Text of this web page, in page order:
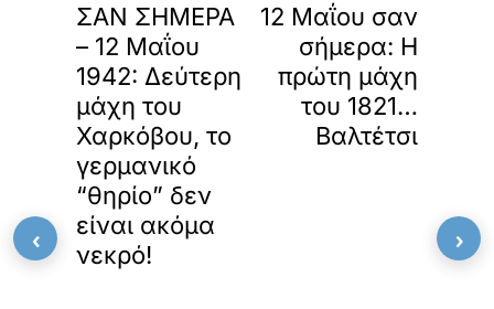
ΣΑΝ ΣΗΜΕΡΑ
– 12 Μαΐου
1942: Δεύτερη
μάχη του
Χαρκόβου, το
γερμανικό
“θηρίο” δεν
είναι ακόμα
νεκρό!
12 Μαΐου σαν
σήμερα: Η
πρώτη μάχη
του 1821…
Βαλτέτσι
‹ ›